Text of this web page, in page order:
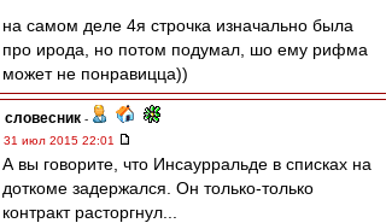
на самом деле 4я строчка изначально была
про ирода, но потом подумал, шо ему рифма
может не понравицца))
словесник -
31 июл 2015 22:01
А вы говорите, что Инсаурральде в списках на
доткоме задержался. Он только-только
контракт расторгнул...